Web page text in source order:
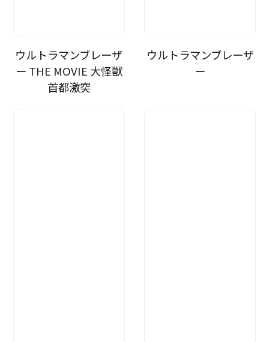
ウルトラマンブレーザ
ー THE MOVIE 大怪獣
首都激突
ウルトラマンブレーザ
ー